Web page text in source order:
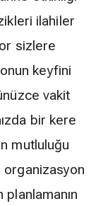
ilahiler
sizlere
keyfini
vakit
bir kere
mutluluğu
organizasyon